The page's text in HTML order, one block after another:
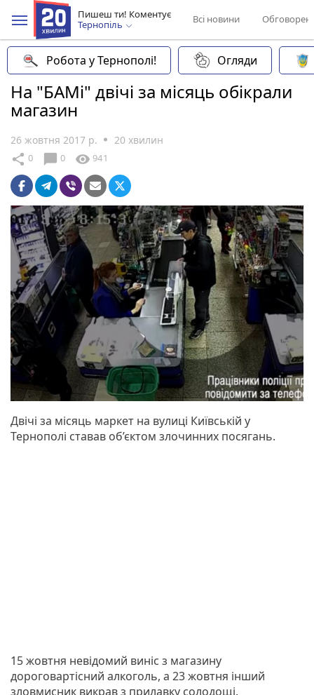
Пишеш ти! Коментує
Тернопіль
Всі новини
Робота у Тернополі! Огляди
На "БАМі" двічі за місяць обікрали
магазин
26 жовтня 2017 р. 20 хвилин
share 0 chat_bubble 0 visibility 941
Двічі за місяць маркет на вулиці Київській у
Тернополі ставав об’єктом злочинних посягань.
15 жовтня невідомий виніс з магазину
дороговартісний алкоголь, а 23 жовтня інший
зловмисник викрав з прилавку солодощі.